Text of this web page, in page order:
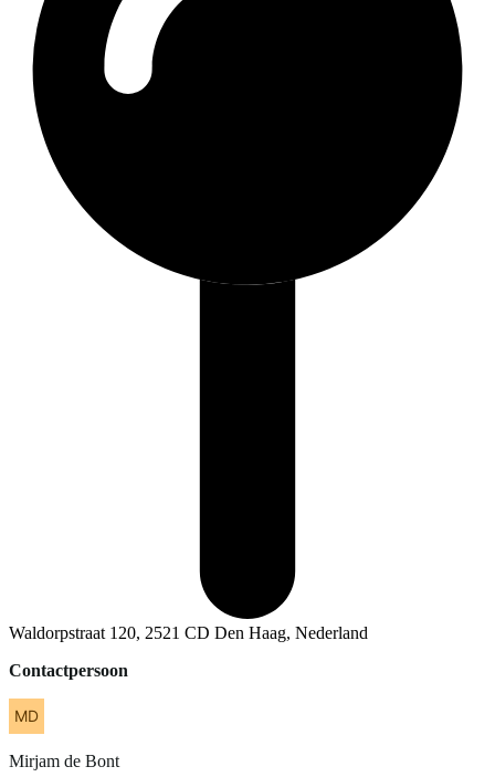
Waldorpstraat 120, 2521 CD Den Haag, Nederland
Contactpersoon
Mirjam de Bont